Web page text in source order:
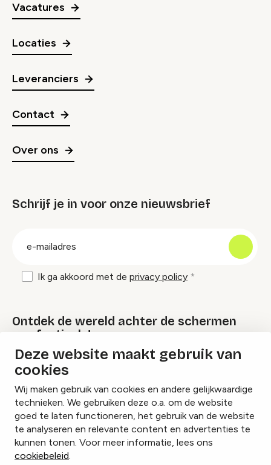
Deze website maakt gebruik van
cookies
Wij maken gebruik van cookies en andere gelijkwaardige
technieken. We gebruiken deze o.a. om de website
goed te laten functioneren, het gebruik van de website
te analyseren en relevante content en advertenties te
kunnen tonen. Voor meer informatie, lees ons
cookiebeleid.
Vacatures
Locaties
Leveranciers
Contact
Over ons
Schrijf je in voor onze nieuwsbrief
Ik ga akkoord met de privacy policy
Ontdek de wereld achter de schermen
van festivals!
Lees onze Festival Specials
InstagramFacebookLinkedIn